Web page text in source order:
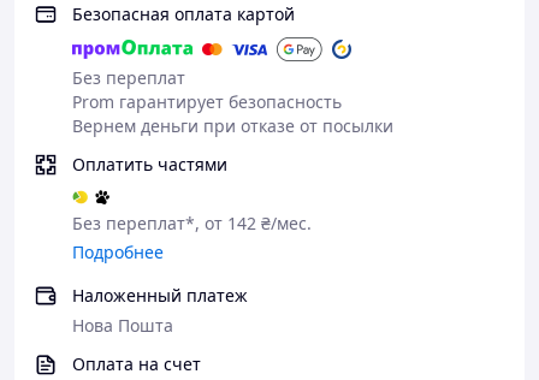
Безопасная оплата картой
Без переплат
Prom гарантирует безопасность
Вернем деньги при отказе от посылки
Оплатить частями
Без переплат*, от 142 ₴/мес.
Подробнее
Наложенный платеж
Нова Пошта
Оплата на счет